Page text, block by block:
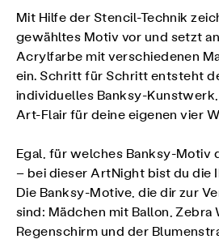
Mit Hilfe der Stencil-Technik
gewähltes Motiv vor und setzt
Acrylfarbe mit verschiedenen
ein. Schritt für Schritt entsteht
individuelles Banksy-
Art-Flair für deine eigenen vier
Egal, für welches Banksy-Motiv
– bei dieser ArtNight bist du die
Die Banksy-Motive, die dir zur
sind: Mädchen mit Ballon, Zebra
Regenschirm und der